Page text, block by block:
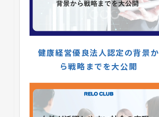
健康経営優良法人認定の背景か
ら戦略までを大公開